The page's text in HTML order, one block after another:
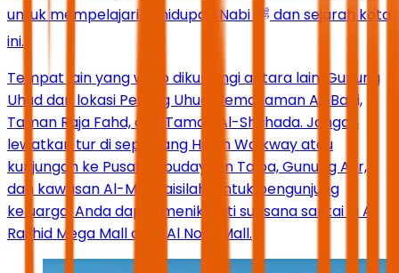
untuk mempelajari kehidupan Nabi ﷺ dan sejarah kota
ini.
Tempat lain yang wajib dikunjungi antara lain: Gunung
Uhud dan lokasi Perang Uhud, Pemakaman Al-Baqi,
Taman Raja Fahd, dan Taman Al-Shuhada. Jangan
lewatkan tur di sepanjang Hijrah Walkway atau
kunjungan ke Pusat Kebudayaan Taiba, Gunung Ayr,
dan kawasan Al-Maghaisilah. Untuk pengunjung
keluarga, Anda dapat menikmati suasana santai di Al
Rashid Mega Mall atau Al Noor Mall.